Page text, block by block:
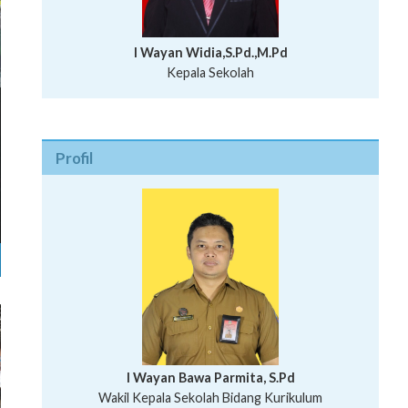
I Wayan Widia,S.Pd.,M.Pd
Kepala Sekolah
Profil
I Wayan Bawa Parmita, S.Pd
Wakil Kepala Sekolah Bidang Kurikulum
I Wayan Gede Aditya Pratita, S.Pd., M.Sn
Ni Wayan Nopi Sutantri, S.Pd.